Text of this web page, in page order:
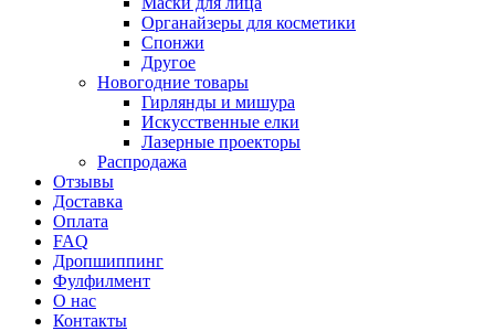
Органайзеры для косметики
Спонжи
Другое
Новогодние товары
Гирлянды и мишура
Искусственные елки
Лазерные проекторы
Распродажа
Отзывы
Доставка
Оплата
FAQ
Дропшиппинг
Фулфилмент
О нас
Контакты